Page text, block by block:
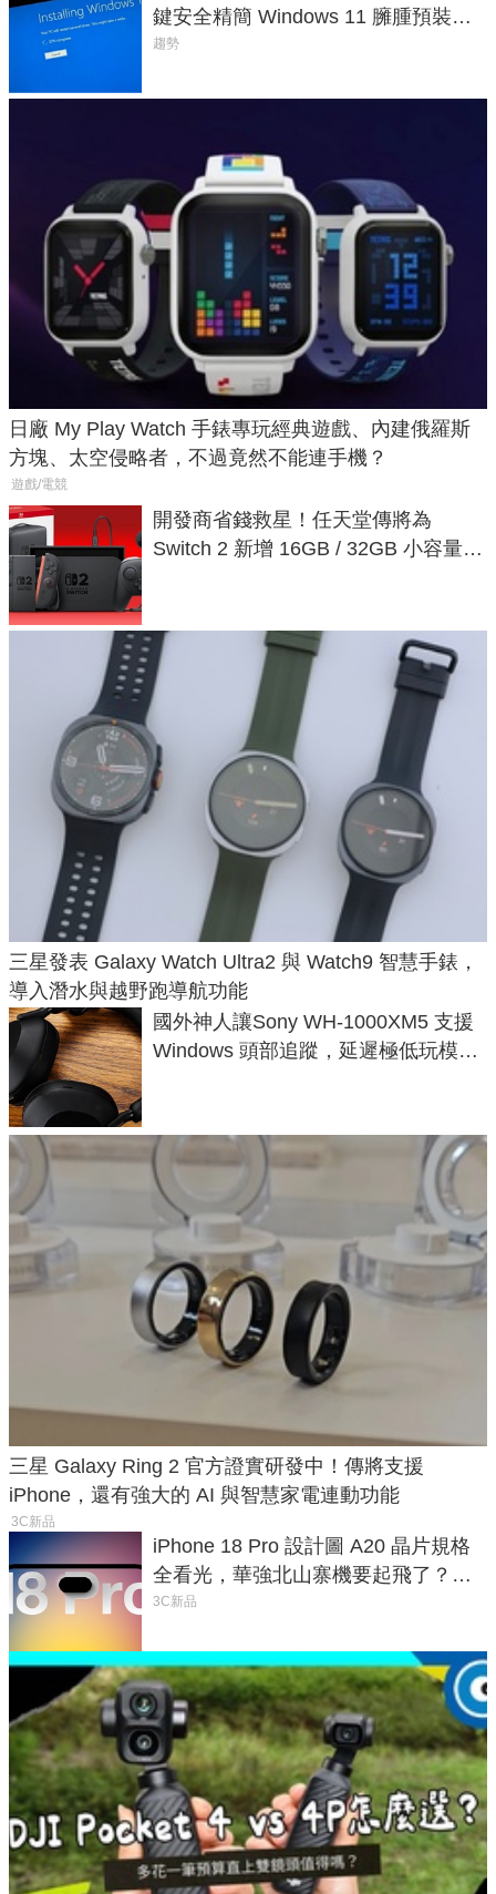
鍵安全精簡 Windows 11 臃腫預裝軟
體與後台追蹤
趨勢
日廠 My Play Watch 手錶專玩經典遊戲、內建俄羅斯
方塊、太空侵略者，不過竟然不能連手機？
遊戲/電競
開發商省錢救星！任天堂傳將為
Switch 2 新增 16GB / 32GB 小容量遊
三星發表 Galaxy Watch Ultra2 與 Watch9 智慧手錶，
導入潛水與越野跑導航功能
國外神人讓Sony WH-1000XM5 支援
Windows 頭部追蹤，延遲極低玩模擬
三星 Galaxy Ring 2 官方證實研發中！傳將支援
iPhone，還有強大的 AI 與智慧家電連動功能
3C新品
iPhone 18 Pro 設計圖 A20 晶片規格
全看光，華強北山寨機要起飛了？專
家曝山寨機無法復刻兩大關鍵
3C新品